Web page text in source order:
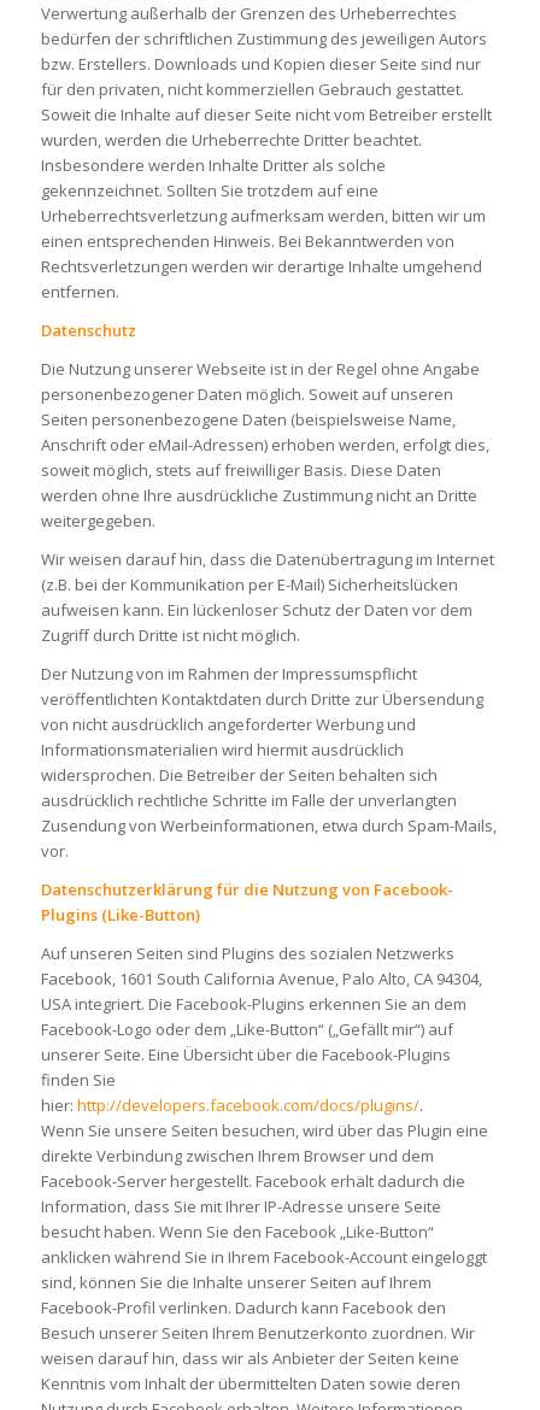
Verwertung außerhalb der Grenzen des Urheberrechtes
bedürfen der schriftlichen Zustimmung des jeweiligen Autors
bzw. Erstellers. Downloads und Kopien dieser Seite sind nur
für den privaten, nicht kommerziellen Gebrauch gestattet.
Soweit die Inhalte auf dieser Seite nicht vom Betreiber erstellt
wurden, werden die Urheberrechte Dritter beachtet.
Insbesondere werden Inhalte Dritter als solche
gekennzeichnet. Sollten Sie trotzdem auf eine
Urheberrechtsverletzung aufmerksam werden, bitten wir um
einen entsprechenden Hinweis. Bei Bekanntwerden von
Rechtsverletzungen werden wir derartige Inhalte umgehend
entfernen.
Datenschutz
Die Nutzung unserer Webseite ist in der Regel ohne Angabe
personenbezogener Daten möglich. Soweit auf unseren
Seiten personenbezogene Daten (beispielsweise Name,
Anschrift oder eMail-Adressen) erhoben werden, erfolgt dies,
soweit möglich, stets auf freiwilliger Basis. Diese Daten
werden ohne Ihre ausdrückliche Zustimmung nicht an Dritte
weitergegeben.
Wir weisen darauf hin, dass die Datenübertragung im Internet
(z.B. bei der Kommunikation per E-Mail) Sicherheitslücken
aufweisen kann. Ein lückenloser Schutz der Daten vor dem
Zugriff durch Dritte ist nicht möglich.
Der Nutzung von im Rahmen der Impressumspflicht
veröffentlichten Kontaktdaten durch Dritte zur Übersendung
von nicht ausdrücklich angeforderter Werbung und
Informationsmaterialien wird hiermit ausdrücklich
widersprochen. Die Betreiber der Seiten behalten sich
ausdrücklich rechtliche Schritte im Falle der unverlangten
Zusendung von Werbeinformationen, etwa durch Spam-Mails,
vor.
Datenschutzerklärung für die Nutzung von Facebook-
Plugins (Like-Button)
Auf unseren Seiten sind Plugins des sozialen Netzwerks
Facebook, 1601 South California Avenue, Palo Alto, CA 94304,
USA integriert. Die Facebook-Plugins erkennen Sie an dem
Facebook-Logo oder dem „Like-Button“ („Gefällt mir“) auf
unserer Seite. Eine Übersicht über die Facebook-Plugins
finden Sie
hier: http://developers.facebook.com/docs/plugins/.
Wenn Sie unsere Seiten besuchen, wird über das Plugin eine
direkte Verbindung zwischen Ihrem Browser und dem
Facebook-Server hergestellt. Facebook erhält dadurch die
Information, dass Sie mit Ihrer IP-Adresse unsere Seite
besucht haben. Wenn Sie den Facebook „Like-Button“
anklicken während Sie in Ihrem Facebook-Account eingeloggt
sind, können Sie die Inhalte unserer Seiten auf Ihrem
Facebook-Profil verlinken. Dadurch kann Facebook den
Besuch unserer Seiten Ihrem Benutzerkonto zuordnen. Wir
weisen darauf hin, dass wir als Anbieter der Seiten keine
Kenntnis vom Inhalt der übermittelten Daten sowie deren